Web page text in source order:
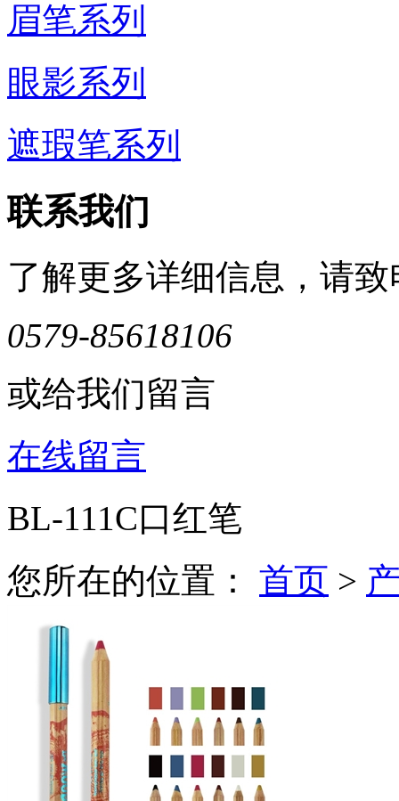
眉笔系列
眼影系列
遮瑕笔系列
联系我们
了解更多详细信息，请致
0579-85618106
或给我们留言
在线留言
BL-111C口红笔
您所在的位置： 首页 >